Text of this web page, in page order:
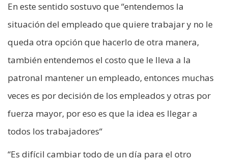
En este sentido sostuvo que “entendemos la
situación del empleado que quiere trabajar y no le
queda otra opción que hacerlo de otra manera,
también entendemos el costo que le lleva a la
patronal mantener un empleado, entonces muchas
veces es por decisión de los empleados y otras por
fuerza mayor, por eso es que la idea es llegar a
todos los trabajadores“
“Es difícil cambiar todo de un día para el otro